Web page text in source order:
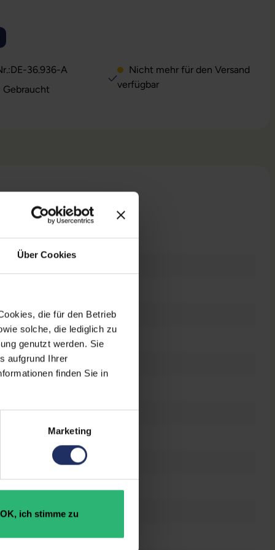
Über Cookies
die für den Betrieb
solche, die lediglich zu
genutzt werden. Sie
aufgrund Ihrer
finden Sie in
Marketing
OK, ich stimme zu
ist zurzeit nicht verfügbar.)
Option ist zurzeit nicht verfügbar.)
DE-36.936-A
Gebraucht
verfügbar
Zoll
x 1080 FHD
Display